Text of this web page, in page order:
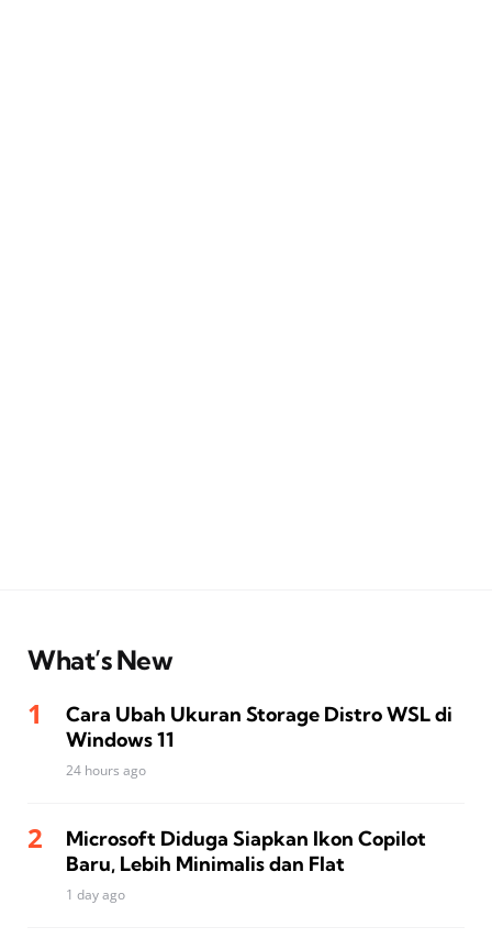
What’s New
Cara Ubah Ukuran Storage Distro WSL di
Windows 11
24 hours ago
Microsoft Diduga Siapkan Ikon Copilot
Baru, Lebih Minimalis dan Flat
1 day ago